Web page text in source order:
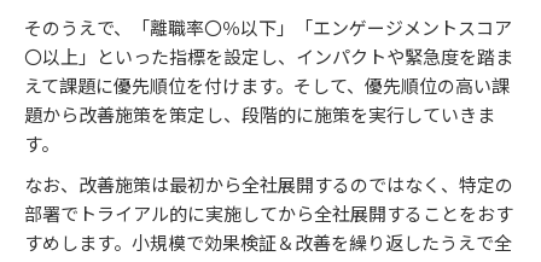
そのうえで、「離職率〇％以下」「エンゲージメントスコア
〇以上」といった指標を設定し、インパクトや緊急度を踏ま
えて課題に優先順位を付けます。そして、優先順位の高い課
題から改善施策を策定し、段階的に施策を実行していきま
す。
なお、改善施策は最初から全社展開するのではなく、特定の
部署でトライアル的に実施してから全社展開することをおす
すめします。小規模で効果検証＆改善を繰り返したうえで全